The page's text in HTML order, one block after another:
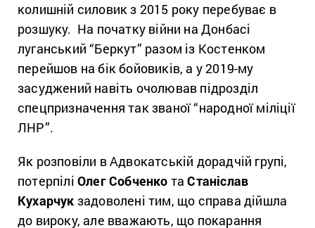
колишній силовик з 2015 року перебуває в
розшуку. На початку війни на Донбасі
луганський “Беркут” разом із Костенком
перейшов на бік бойовиків, а у 2019-му
засуджений навіть очолював підрозділ
спецпризначення так званої “народної міліції
ЛНР”.
Як розповіли в Адвокатській дорадчій групі,
потерпілі Олег Собченко таСтаніслав
Кухарчук задоволені тим, що справа дійшла
до вироку, але вважають, що покарання